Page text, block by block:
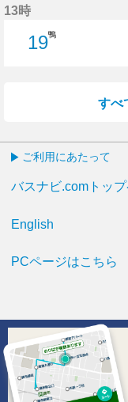
13時
19鴨
すべ
ご利用にあたって
バスナビ.comトッ
English
PCページはこちら